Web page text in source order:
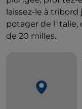
laissez-le à tribord
potager de l'Italie,
de 20 milles.